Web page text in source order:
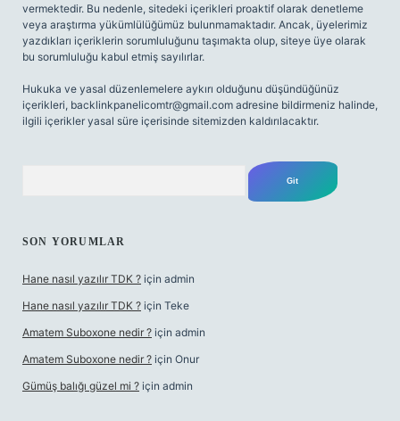
vermektedir. Bu nedenle, sitedeki içerikleri proaktif olarak denetleme
veya araştırma yükümlülüğümüz bulunmamaktadır. Ancak, üyelerimiz
yazdıkları içeriklerin sorumluluğunu taşımakta olup, siteye üye olarak
bu sorumluluğu kabul etmiş sayılırlar.
Hukuka ve yasal düzenlemelere aykırı olduğunu düşündüğünüz
içerikleri, backlinkpanelicomtr@gmail.com adresine bildirmeniz halinde,
ilgili içerikler yasal süre içerisinde sitemizden kaldırılacaktır.
SON YORUMLAR
Hane nasıl yazılır TDK ? için admin
Hane nasıl yazılır TDK ? için Teke
Amatem Suboxone nedir ? için admin
Amatem Suboxone nedir ? için Onur
Gümüş balığı güzel mi ? için admin